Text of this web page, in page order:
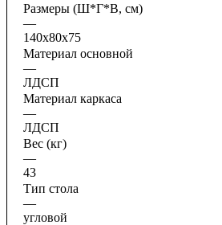
Размеры (Ш*Г*В, см)
—
140x80x75
Материал основной
—
ЛДСП
Материал каркаса
—
ЛДСП
Вес (кг)
—
43
Тип стола
—
угловой